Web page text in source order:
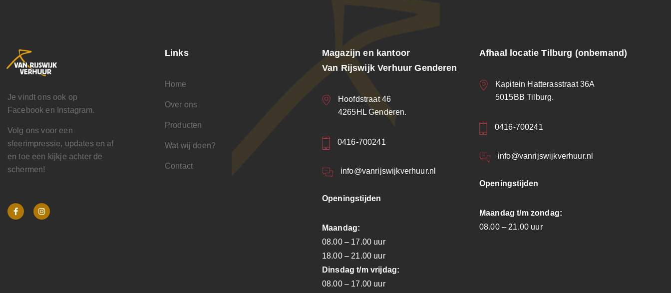
Je vindt ons ook op
Facebook en Instagram.
Volg ons voor een
sfeerimpressie, updates en af
en toe een kijkje achter de
schermen!
Links
Home
Over ons
Producten
Wat wij doen?
Contact
Magazijn en kantoor
Van Rijswijk Verhuur Genderen
Hoofdstraat 46
4265HL Genderen.
0416-700241
info@vanrijswijkverhuur.nl
Openingstijden
Maandag:
08.00 – 17.00 uur
18.00 – 21.00 uur
Dinsdag t/m vrijdag:
08.00 – 17.00 uur
Afhaal locatie Tilburg (onbemand)
Kapitein Hatterasstraat 36A
5015BB Tilburg.
0416-700241
info@vanrijswijkverhuur.nl
Openingstijden
Maandag t/m zondag:
08.00 – 21.00 uur